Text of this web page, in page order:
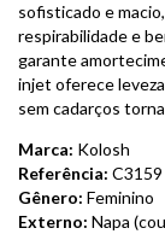
sofisticado e
respirabilidade e
garante
injet oferece
sem cadarços
Marca: Kolosh
Referência: C3159
Gênero: Feminino
Externo: Napa